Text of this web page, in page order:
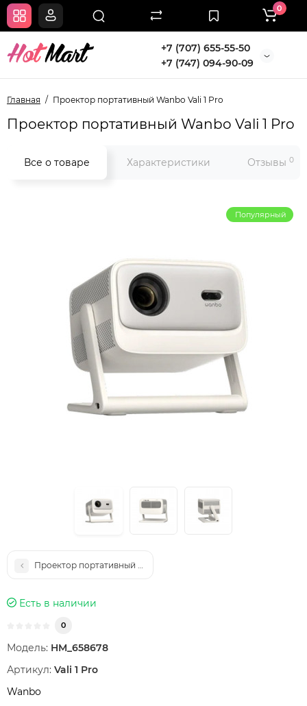
+7 (707) 655-55-50
+7 (747) 094-90-09
0
Главная Проектор портативный Wanbo Vali 1 Pro
Проектор портативный Wanbo Vali 1 Pro
Все о товаре Характеристики Отзывы 0
Популярный
Проектор портативный Wanbo Cube 1 Dark Green
Есть в наличии
0
Модель: HM_658678
Артикул: Vali 1 Pro
Wanbo